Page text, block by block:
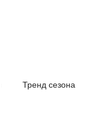
Тренд сезона